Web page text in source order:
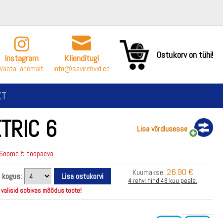
Instagram
Vaata lähemalt
Klienditugi
info@savirehvid.ee
Ostukorv on tühi!
6 Lisa võrdlusesse
5 tööpäeva.
kogus: Kuumakse: 26.90 €
4 rehvi hind 48 kuu peale.
sobivas mõõdus toote!